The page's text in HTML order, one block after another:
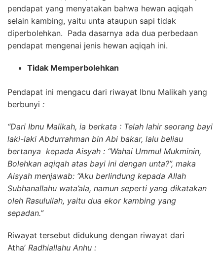
pendapat yang menyatakan bahwa hewan aqiqah
selain kambing, yaitu unta ataupun sapi tidak
diperbolehkan. Pada dasarnya ada dua perbedaan
pendapat mengenai jenis hewan aqiqah ini.
Tidak Memperbolehkan
Pendapat ini mengacu dari riwayat Ibnu Malikah yang
berbunyi :
“Dari Ibnu Malikah, ia berkata : Telah lahir seorang bayi
laki-laki Abdurrahman bin Abi bakar, lalu beliau
bertanya kepada Aisyah : “Wahai Ummul Mukminin,
Bolehkan aqiqah atas bayi ini dengan unta?”, maka
Aisyah menjawab: “Aku berlindung kepada Allah
Subhanallahu wata’ala, namun seperti yang dikatakan
oleh Rasulullah, yaitu dua ekor kambing yang
sepadan.”
Riwayat tersebut didukung dengan riwayat dari
Atha’ Radhiallahu Anhu :